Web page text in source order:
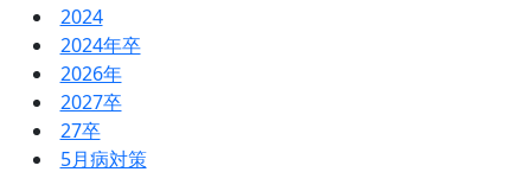
2024
2024年卒
2026年
2027卒
27卒
5月病対策